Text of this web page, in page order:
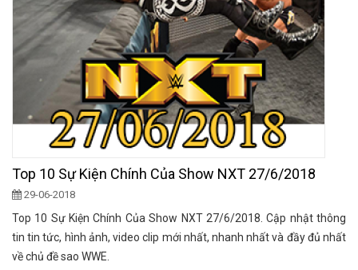
Top 10 Sự Kiện Chính Của Show NXT 27/6/2018
29-06-2018
Top 10 Sự Kiện Chính Của Show NXT 27/6/2018. Cập nhật thông
tin tin tức, hình ảnh, video clip mới nhất, nhanh nhất và đầy đủ nhất
về chủ đề sao WWE.